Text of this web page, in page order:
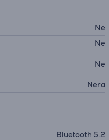
Ne
Ne
Ne
Nėra
Bluetooth 5.2